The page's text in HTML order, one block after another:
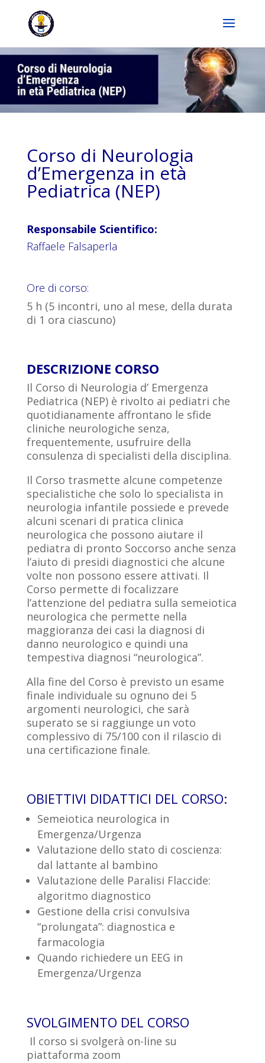
Corso di Neurologia
d’Emergenza in età
Pediatrica (NEP)
Responsabile Scientifico:
Raffaele Falsaperla
Ore di corso:
5 h (5 incontri, uno al mese, della durata
di 1 ora ciascuno)
DESCRIZIONE CORSO
Il Corso di Neurologia d’ Emergenza
Pediatrica (NEP) è rivolto ai pediatri che
quotidianamente affrontano le sfide
cliniche neurologiche senza,
frequentemente, usufruire della
consulenza di specialisti della disciplina.
Il Corso trasmette alcune competenze
specialistiche che solo lo specialista in
neurologia infantile possiede e prevede
alcuni scenari di pratica clinica
neurologica che possono aiutare il
pediatra di pronto Soccorso anche senza
l’aiuto di presidi diagnostici che alcune
volte non possono essere attivati. Il
Corso permette di focalizzare
l’attenzione del pediatra sulla semeiotica
neurologica che permette nella
maggioranza dei casi la diagnosi di
danno neurologico e quindi una
tempestiva diagnosi “neurologica”.
Alla fine del Corso è previsto un esame
finale individuale su ognuno dei 5
argomenti neurologici, che sarà
superato se si raggiunge un voto
complessivo di 75/100 con il rilascio di
una certificazione finale.
OBIETTIVI DIDATTICI DEL CORSO:
Semeiotica neurologica in
Emergenza/Urgenza
Valutazione dello stato di coscienza:
dal lattante al bambino
Valutazione delle Paralisi Flaccide:
algoritmo diagnostico
Gestione della crisi convulsiva
“prolungata”: diagnostica e
farmacologia
Quando richiedere un EEG in
Emergenza/Urgenza
SVOLGIMENTO DEL CORSO
Il corso si svolgerà on-line su
piattaforma zoom